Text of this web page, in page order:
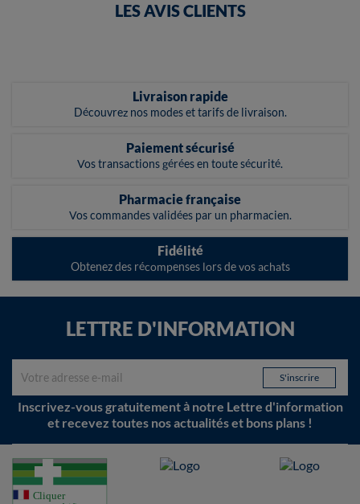
LES AVIS CLIENTS
Livraison rapide
Découvrez nos modes et tarifs de livraison.
Paiement sécurisé
Vos transactions gérées en toute sécurité.
Pharmacie française
Vos commandes validées par un pharmacien.
Fidélité
Obtenez des récompenses lors de vos achats
LETTRE D'INFORMATION
Inscrivez-vous gratuitement à notre Lettre d'information
et recevez toutes nos actualités et bons plans !